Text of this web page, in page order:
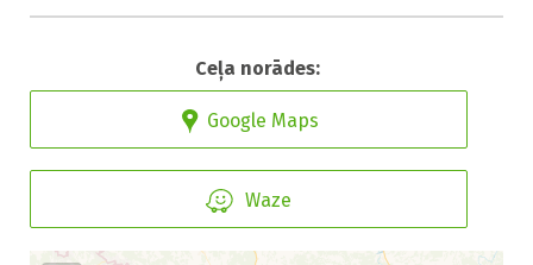
Ceļa norādes:
Google Maps
Waze